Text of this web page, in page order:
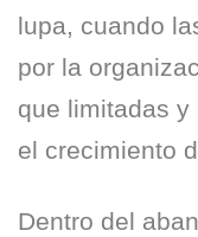
lupa, cuando
por la
que limitadas
el crecimiento
Dentro del